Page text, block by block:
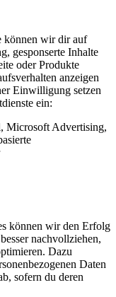
können wir dir auf
gesponserte Inhalte
oder Produkte
anzeigen
Einwilligung setzen
ein:
Microsoft Advertising,
können wir den Erfolg
nachvollziehen,
Dazu
Daten
sofern du deren